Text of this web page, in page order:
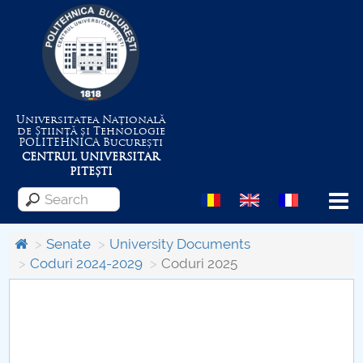
Universitatea Națională
de Știință și Tehnologie
POLITEHNICABucurești
CENTRUL UNIVERSITAR
PITEȘTI
Menu
About the University
Senate
University Documents
Coduri 2024-2029
Coduri 2025